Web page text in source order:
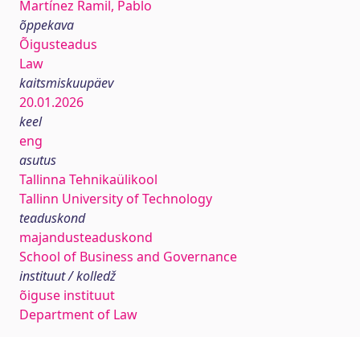
Martínez Ramil, Pablo
õppekava
Õigusteadus
Law
kaitsmiskuupäev
20.01.2026
keel
eng
asutus
Tallinna Tehnikaülikool
Tallinn University of Technology
teaduskond
majandusteaduskond
School of Business and Governance
instituut / kolledž
õiguse instituut
Department of Law